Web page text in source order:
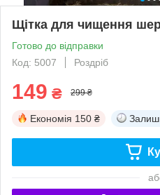
Щітка для чищення
Готово до відправки
Код: 5007
Роздріб
149 ₴ 299 ₴
Економія 150 ₴